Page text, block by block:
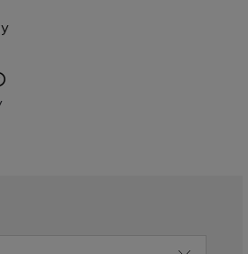
kosztów płatności